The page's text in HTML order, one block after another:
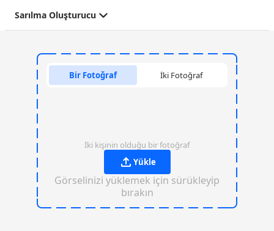
Sarılma Oluşturucu
Bir Fotoğraf İki Fotoğraf
İki kişinin olduğu bir fotoğraf
Yükle
Görselinizi yüklemek için sürükleyip
bırakın